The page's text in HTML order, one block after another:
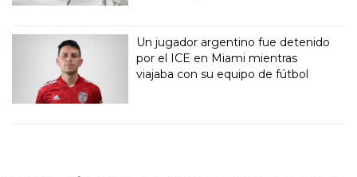
Un jugador argentino fue detenido
por el ICE en Miami mientras
viajaba con su equipo de fútbol